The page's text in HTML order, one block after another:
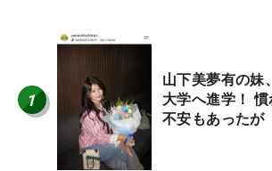
1
山下美夢有の妹
大学へ進学！
不安もあったが